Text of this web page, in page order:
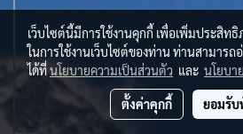
เว็บไซต์นี้มีการใช้งานคุกกี้ เพื่อเพิ่มประสิ
ในการใช้งานเว็บไซต์ของท่าน ท่านสามารถ
ได้ที่นโยบายความเป็นส่วนตัว และ นโยบา
ตั้งค่าคุกกี้ ยอมรั